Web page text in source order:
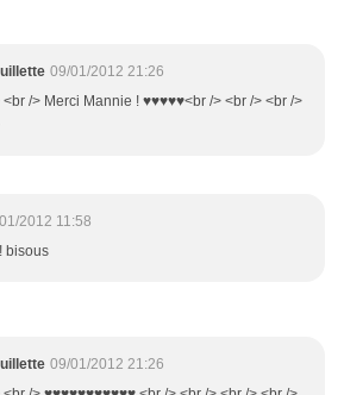
09/01/2012 21:26
<br /> Merci Mannie ! ♥♥♥♥♥<br /> <br /> <br />
2012 11:58
bisous
09/01/2012 21:26